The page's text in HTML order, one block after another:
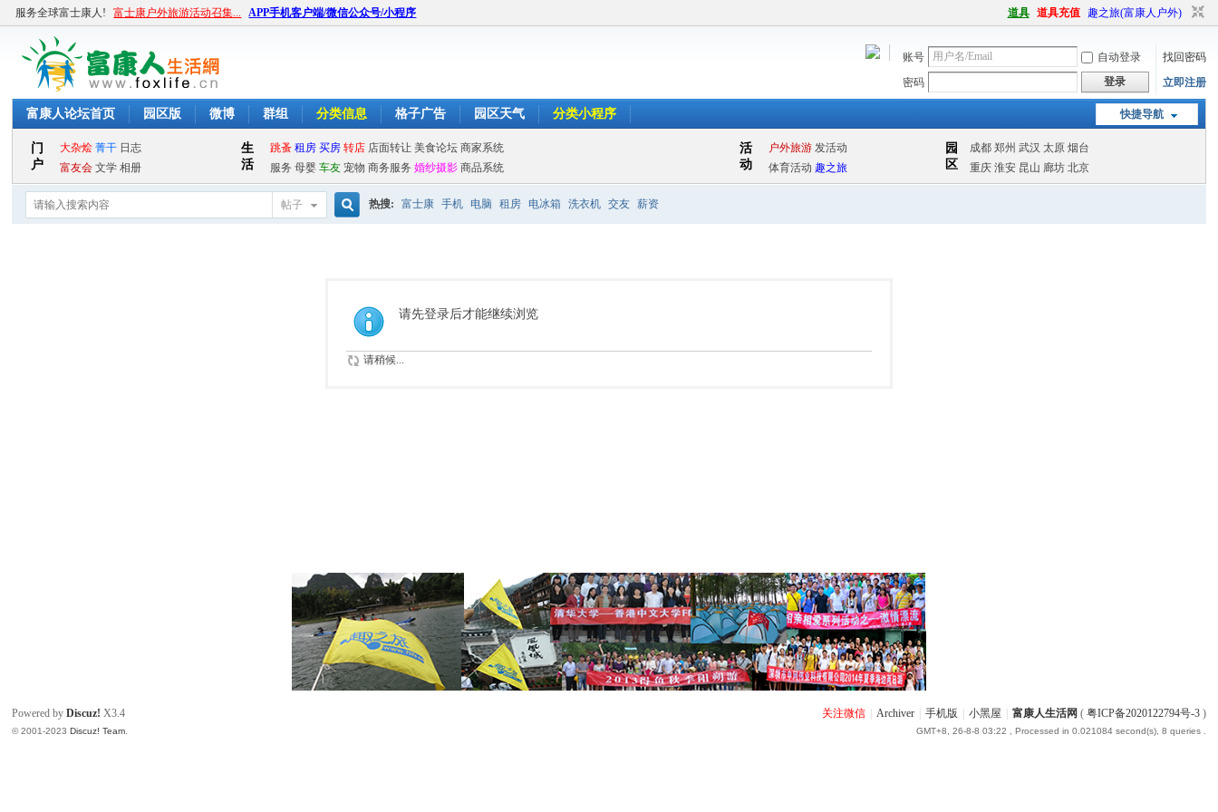
服务全球富士康人! 富士康户外旅游活动召集... APP手机客户端/微信公众号/小程序 道具 道具充值 趣之旅(富康人户外)
账号 自动登录
找回密码
密码
登录 立即注册
快捷导航
富康人论坛首页 园区版 微博 群组 分类信息 格子广告 园区天气 分类小程序
帖子 热搜: 富士康 手机 电脑 租房 电冰箱 洗衣机 交友 薪资
请先登录后才能继续浏览
请稍候...
关注微信 Archiver 手机版 小黑屋 富康人生活网 ( 粤ICP备2020122794号-3)
GMT+8, 26-8-8 03:22 , Processed in 0.021084 second(s), 8 queries .
Powered byDiscuz! X3.4
© 2001-2023Discuz! Team